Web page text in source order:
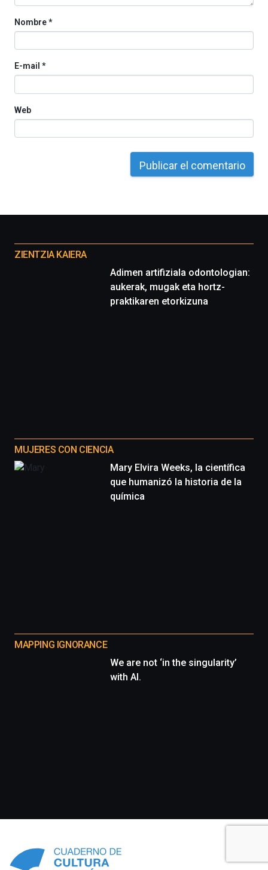
Nombre*
E-mail *
Web
proyectos
ZIENTZIA KAIERA
Adimen artifiziala odontologian:
aukerak, mugak eta hortz-
praktikaren etorkizuna
MUJERES CON CIENCIA
Mary Elvira Weeks, la científica
que humanizó la historia de la
química
MAPPING IGNORANCE
We are not ‘in the singularity’
with AI.